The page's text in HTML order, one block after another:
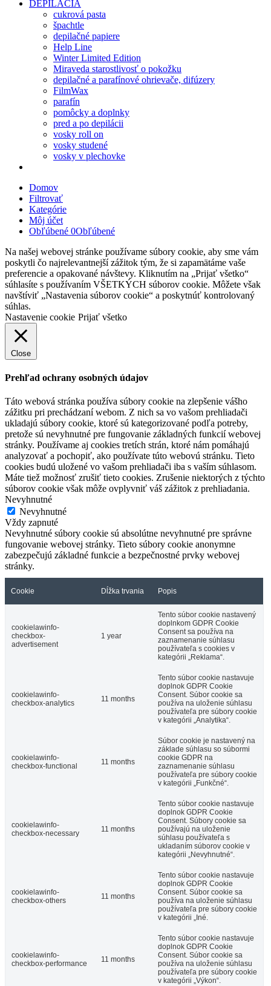
DEPILÁCIA
cukrová pasta
špachtle
depilačné papiere
Help Line
Winter Limited Edition
Miraveda starostlivosť o pokožku
depilačné a parafínové ohrievače, difúzery
FilmWax
parafín
pomôcky a doplnky
pred a po depilácii
vosky roll on
vosky studené
vosky v plechovke
Domov
Filtrovať
Kategórie
Môj účet
Obľúbené 0Obľúbené
Na našej webovej stránke používame súbory cookie, aby sme vám
poskytli čo najrelevantnejší zážitok tým, že si zapamätáme vaše
preferencie a opakované návštevy. Kliknutím na „Prijať všetko“
súhlasíte s používaním VŠETKÝCH súborov cookie. Môžete však
navštíviť „Nastavenia súborov cookie“ a poskytnúť kontrolovaný
súhlas.
Nastavenie cookie Prijať všetko
Close
Prehľad ochrany osobných údajov
Táto webová stránka používa súbory cookie na zlepšenie vášho
zážitku pri prechádzaní webom. Z nich sa vo vašom prehliadači
ukladajú súbory cookie, ktoré sú kategorizované podľa potreby,
pretože sú nevyhnutné pre fungovanie základných funkcií webovej
stránky. Používame aj cookies tretích strán, ktoré nám pomáhajú
analyzovať a pochopiť, ako používate túto webovú stránku. Tieto
cookies budú uložené vo vašom prehliadači iba s vaším súhlasom.
Máte tiež možnosť zrušiť tieto cookies. Zrušenie niektorých z týchto
súborov cookie však môže ovplyvniť váš zážitok z prehliadania.
Nevyhnutné
Nevyhnutné
Vždy zapnuté
Nevyhnutné súbory cookie sú absolútne nevyhnutné pre správne
fungovanie webovej stránky. Tieto súbory cookie anonymne
zabezpečujú základné funkcie a bezpečnostné prvky webovej
stránky.
Cookie Dĺžka trvania Popis
cookielawinfo-
checkbox-
advertisement
1 year
Tento súbor cookie nastavený
doplnkom GDPR Cookie
Consent sa používa na
zaznamenanie súhlasu
používateľa s cookies v
kategórii „Reklama“.
cookielawinfo-
checkbox-analytics
11 months
Tento súbor cookie nastavuje
doplnok GDPR Cookie
Consent. Súbor cookie sa
používa na uloženie súhlasu
používateľa pre súbory cookie
v kategórii „Analytika“.
cookielawinfo-
checkbox-functional
11 months
Súbor cookie je nastavený na
základe súhlasu so súbormi
cookie GDPR na
zaznamenanie súhlasu
používateľa pre súbory cookie
v kategórii „Funkčné“.
cookielawinfo-
checkbox-necessary
11 months
Tento súbor cookie nastavuje
doplnok GDPR Cookie
Consent. Súbory cookie sa
používajú na uloženie
súhlasu používateľa s
ukladaním súborov cookie v
kategórii „Nevyhnutné“.
cookielawinfo-
checkbox-others
11 months
Tento súbor cookie nastavuje
doplnok GDPR Cookie
Consent. Súbor cookie sa
používa na uloženie súhlasu
používateľa pre súbory cookie
v kategórii „Iné.
cookielawinfo-
checkbox-performance
11 months
Tento súbor cookie nastavuje
doplnok GDPR Cookie
Consent. Súbor cookie sa
používa na uloženie súhlasu
používateľa pre súbory cookie
v kategórii „Výkon“.